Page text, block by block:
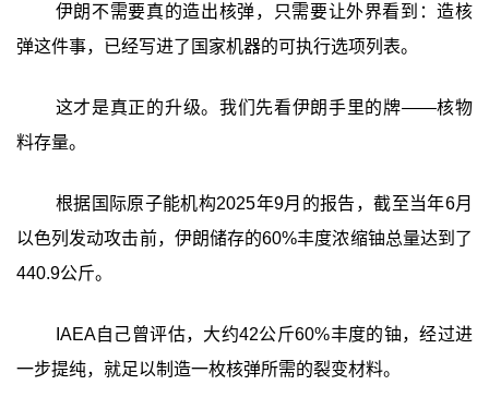
伊朗不需要真的造出核弹，只需要让外界看到：造核
弹这件事，已经写进了国家机器的可执行选项列表。
这才是真正的升级。我们先看伊朗手里的牌——核物
料存量。
根据国际原子能机构2025年9月的报告，截至当年6月
以色列发动攻击前，伊朗储存的60%丰度浓缩铀总量达到了
440.9公斤。
IAEA自己曾评估，大约42公斤60%丰度的铀，经过进
一步提纯，就足以制造一枚核弹所需的裂变材料。